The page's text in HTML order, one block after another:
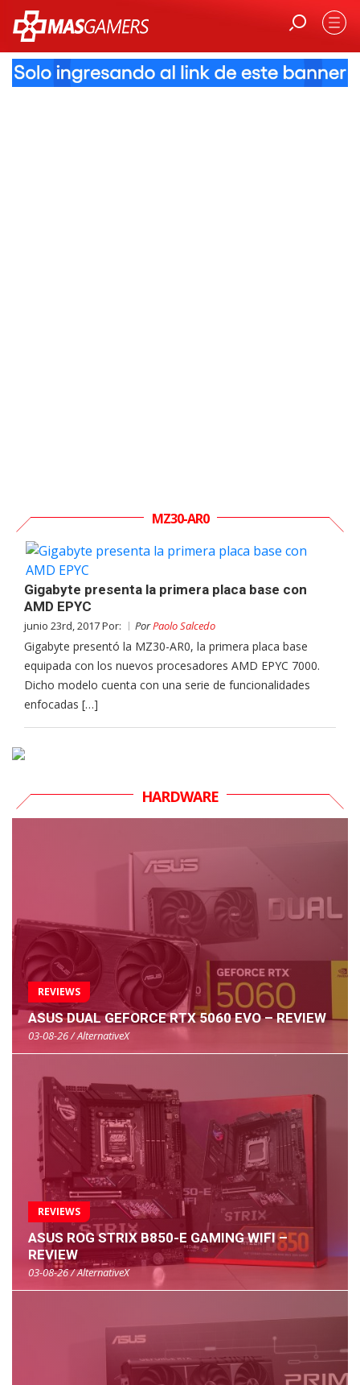
MZ30-AR0
Gigabyte presenta la primera placa base con
AMD EPYC
junio 23rd, 2017 Por: PorPaolo Salcedo
Gigabyte presentó la MZ30-AR0, la primera placa base
equipada con los nuevos procesadores AMD EPYC 7000.
Dicho modelo cuenta con una serie de funcionalidades
enfocadas […]
HARDWARE
REVIEWS
ASUS DUAL GEFORCE RTX 5060 EVO – REVIEW
03-08-26 / AlternativeX
REVIEWS
ASUS ROG STRIX B850-E GAMING WIFI –
REVIEW
03-08-26 / AlternativeX